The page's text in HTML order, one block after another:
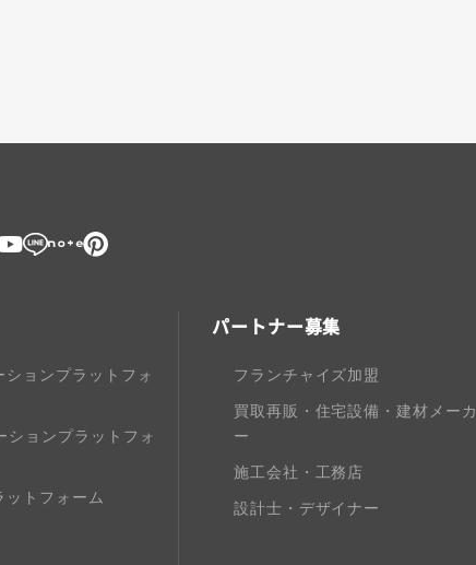
ションプラットフォ
ションプラットフォ
ットフォーム
パートナー募集
フランチャイズ加盟
買取再販・住宅設備・建材メーカ
ー
施工会社・工務店
設計士・デザイナー